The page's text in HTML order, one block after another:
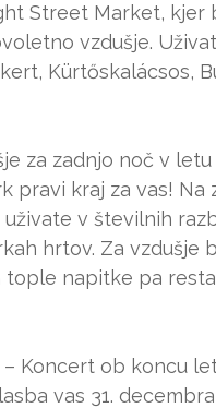
Street Market, kjer
vzdušje.
Kürtőskalácsos,
za zadnjo noč v
pravi kraj za vas!
uživate v številnih
hrtov. Za vzdušje
napitke pa
– Koncert ob koncu
vas 31.